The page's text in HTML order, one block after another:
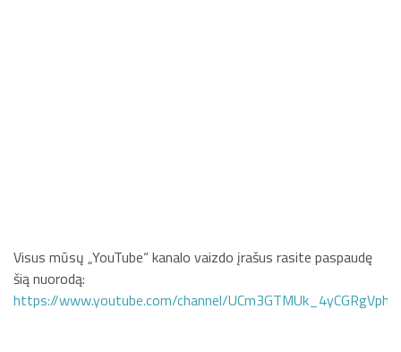
Visus mūsų „YouTube“ kanalo vaizdo įrašus rasite paspaudę
šią nuorodą:
https://www.youtube.com/channel/